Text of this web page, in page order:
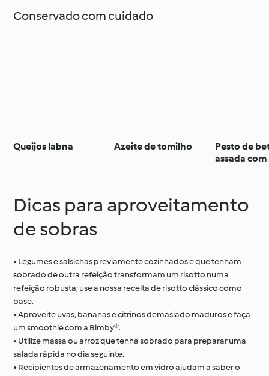
Conservado com cuidado
Queijos labna Azeite de tomilho
Pesto de
assada
Dicas para aproveitamento
de sobras
• Legumes e salsichas previamente cozinhados e que tenham
sobrado de outra refeição transformam um risotto numa
refeição robusta; use a nossa receita de risotto clássico como
base.
• Aproveite uvas, bananas e citrinos demasiado maduros e faça
um smoothie com a Bimby®.
• Utilize massa ou arroz que tenha sobrado para preparar uma
salada rápida no dia seguinte.
• Recipientes de armazenamento em vidro ajudam a saber o